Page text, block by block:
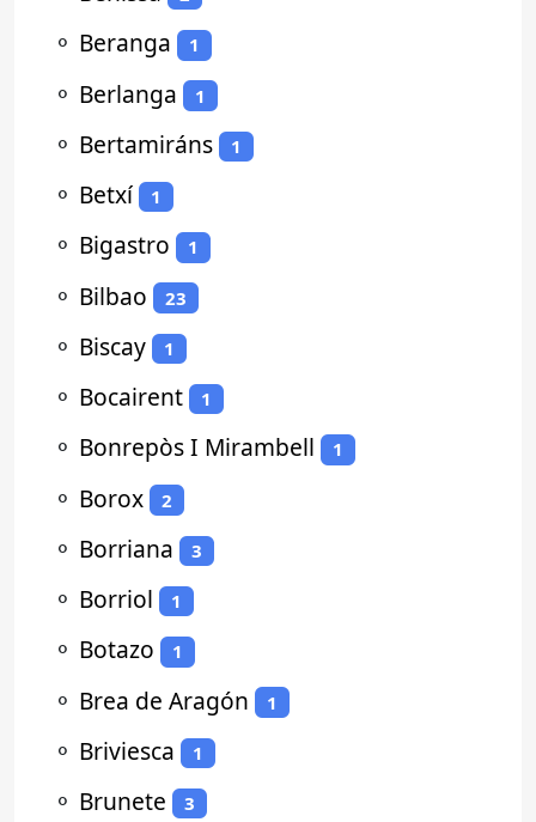
⚬ Beranga 1
⚬ Berlanga 1
⚬ Bertamiráns 1
⚬ Betxí 1
⚬ Bigastro 1
⚬ Bilbao 23
⚬ Biscay 1
⚬ Bocairent 1
⚬ Bonrepòs I Mirambell 1
⚬ Borox 2
⚬ Borriana 3
⚬ Borriol 1
⚬ Botazo 1
⚬ Brea de Aragón 1
⚬ Briviesca 1
⚬ Brunete 3